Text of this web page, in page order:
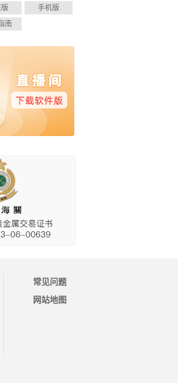
手机版
南
常见问题
网站地图